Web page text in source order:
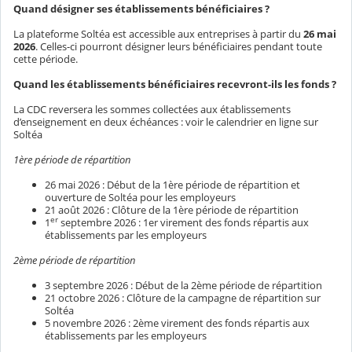
Quand désigner ses établissements bénéficiaires ?
La plateforme Soltéa est accessible aux entreprises à partir du 26 mai
2026. Celles-ci pourront désigner leurs bénéficiaires pendant toute
cette période.
Quand les établissements bénéficiaires recevront-ils les fonds ?
La CDC reversera les sommes collectées aux établissements
d’enseignement en deux échéances : voir le calendrier en ligne sur
Soltéa
1ère période de répartition
26 mai 2026 : Début de la 1ère période de répartition et
ouverture de Soltéa pour les employeurs
21 août 2026 : Clôture de la 1ère période de répartition
1er septembre 2026 : 1er virement des fonds répartis aux
établissements par les employeurs
2ème période de répartition
3 septembre 2026 : Début de la 2ème période de répartition
21 octobre 2026 : Clôture de la campagne de répartition sur
Soltéa
5 novembre 2026 : 2ème virement des fonds répartis aux
établissements par les employeurs